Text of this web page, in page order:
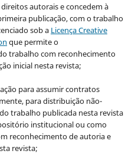
autorais e concedem à
publicação, com o trabalho
sob a Licença Creative
que permite o
trabalho com reconhecimento
inicial nesta revista;
para assumir contratos
para distribuição não-
trabalho publicada nesta revista
institucional ou como
reconhecimento de autoria e
revista;